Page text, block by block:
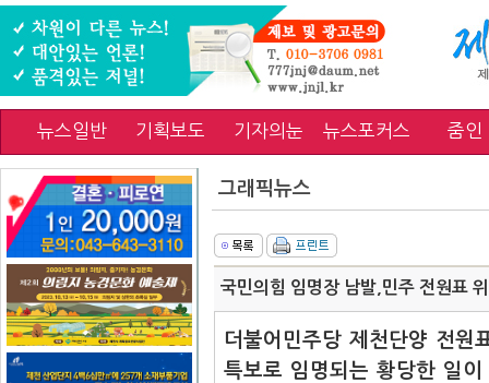
뉴스일반 기획보도 기자의눈 뉴스포커스 줌인
그래픽뉴스
국민의힘 임명장 남발,민주 전원표
더불어민주당 제천단양 전원
특보로 임명되는 황당한 일